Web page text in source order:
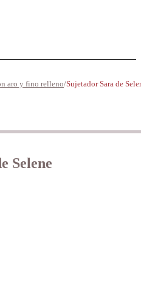
aro y fino relleno/Sujetador Sara de
Selene